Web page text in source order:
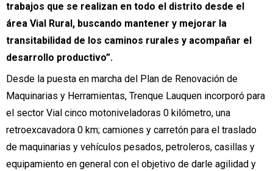
trabajos que se realizan en todo el distrito desde el
área Vial Rural, buscando mantener y mejorar la
transitabilidad de los caminos rurales y acompañar el
desarrollo productivo”.
Desde la puesta en marcha del Plan de Renovación de
Maquinarias y Herramientas, Trenque Lauquen incorporó para
el sector Vial cinco motoniveladoras 0 kilómetro, una
retroexcavadora 0 km; camiones y carretón para el traslado
de maquinarias y vehículos pesados, petroleros, casillas y
equipamiento en general con el objetivo de darle agilidad y